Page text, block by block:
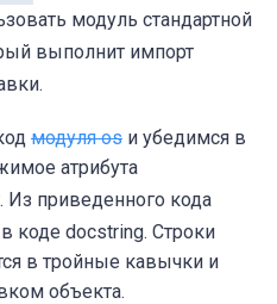
модуль стандартной
выполнит импорт
модуля os и убедимся в
атрибута
Из приведенного кода
коде docstring. Строки
в тройные кавычки и
объекта.